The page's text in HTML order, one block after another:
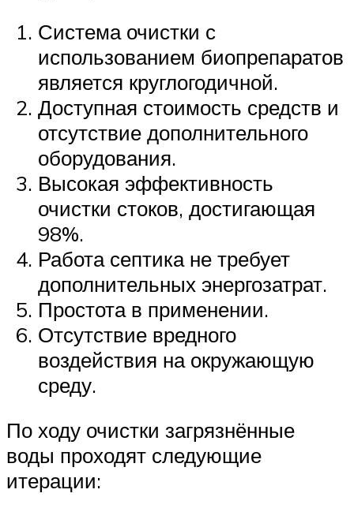
Система очистки с
использованием биопрепаратов
является круглогодичной.
Доступная стоимость средств и
отсутствие дополнительного
оборудования.
Высокая эффективность
очистки стоков, достигающая
98%.
Работа септика не требует
дополнительных энергозатрат.
Простота в применении.
Отсутствие вредного
воздействия на окружающую
среду.
По ходу очистки загрязнённые
воды проходят следующие
итерации: